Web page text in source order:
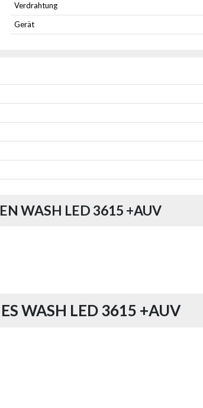
Verdrahtung
Gerät
WASH LED 3615 +AUV
WASH LED 3615 +AUV